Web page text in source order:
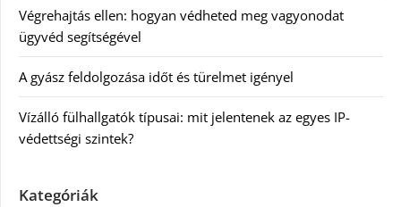
Végrehajtás ellen: hogyan védheted meg vagyonodat
ügyvéd segítségével
A gyász feldolgozása időt és türelmet igényel
Vízálló fülhallgatók típusai: mit jelentenek az egyes IP-
védettségi szintek?
Kategóriák